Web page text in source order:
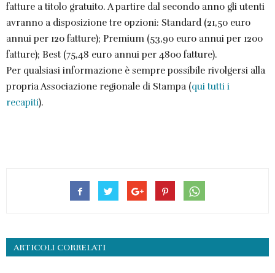
fatture a titolo gratuito. A partire dal secondo anno gli utenti
avranno a disposizione tre opzioni: Standard (21,50 euro
annui per 120 fatture); Premium (53,90 euro annui per 1200
fatture); Best (75,48 euro annui per 4800 fatture).
Per qualsiasi informazione è sempre possibile rivolgersi alla
propria Associazione regionale di Stampa (qui tutti i
recapiti).
ARTICOLI CORRELATI